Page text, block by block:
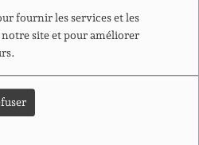
fournir les services et les
site et pour améliorer